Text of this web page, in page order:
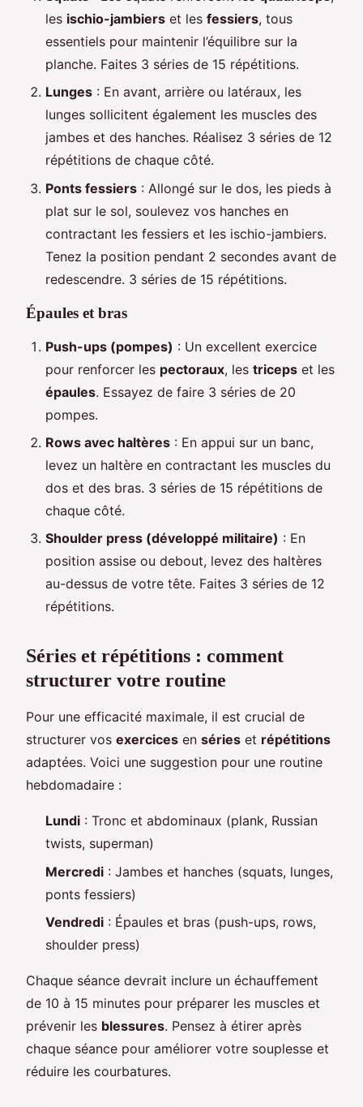
les ischio-jambiers et les fessiers, tous
essentiels pour maintenir l’équilibre sur la
planche. Faites 3 séries de 15 répétitions.
Lunges : En avant, arrière ou latéraux, les
lunges sollicitent également les muscles des
jambes et des hanches. Réalisez 3 séries de 12
répétitions de chaque côté.
Ponts fessiers : Allongé sur le dos, les pieds à
plat sur le sol, soulevez vos hanches en
contractant les fessiers et les ischio-jambiers.
Tenez la position pendant 2 secondes avant de
redescendre. 3 séries de 15 répétitions.
Épaules et bras
Push-ups (pompes) : Un excellent exercice
pour renforcer les pectoraux, les triceps et les
épaules. Essayez de faire 3 séries de 20
pompes.
Rows avec haltères : En appui sur un banc,
levez un haltère en contractant les muscles du
dos et des bras. 3 séries de 15 répétitions de
chaque côté.
Shoulder press (développé militaire) : En
position assise ou debout, levez des haltères
au-dessus de votre tête. Faites 3 séries de 12
répétitions.
Séries et répétitions : comment
structurer votre routine
Pour une efficacité maximale, il est crucial de
structurer vos exercices en séries et répétitions
adaptées. Voici une suggestion pour une routine
hebdomadaire :
Lundi : Tronc et abdominaux (plank, Russian
twists, superman)
Mercredi : Jambes et hanches (squats, lunges,
ponts fessiers)
Vendredi : Épaules et bras (push-ups, rows,
shoulder press)
Chaque séance devrait inclure un échauffement
de 10 à 15 minutes pour préparer les muscles et
prévenir les blessures. Pensez à étirer après
chaque séance pour améliorer votre souplesse et
réduire les courbatures.